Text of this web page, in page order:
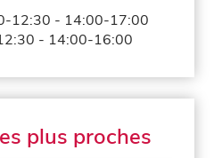
12:30 - 14:00-17:00
- 14:00-16:00
plus proches